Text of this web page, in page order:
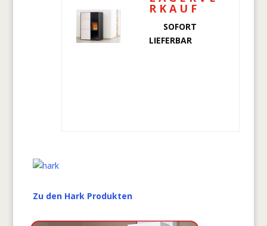
R K A U F
SOFORT
LIEFERBAR
Zu den Hark Produkten